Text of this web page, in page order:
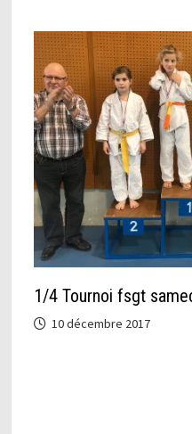
1/4 Tournoi fsgt
10 décembre 2017